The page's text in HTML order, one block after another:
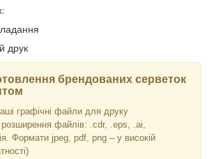
друк
брендованих серветок
графічні файли для друку
файлів: .cdr, .eps, .ai,
Формати jpeg, pdf, png – у високій